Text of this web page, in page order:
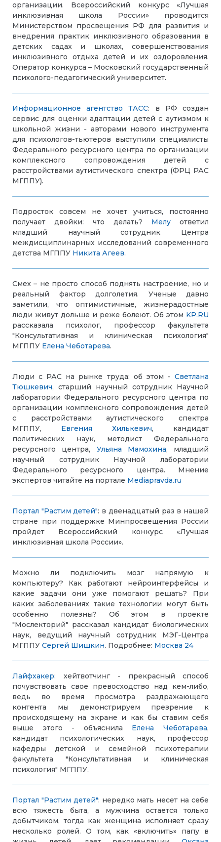
организации. Всероссийский конкурс «Лучшая
инклюзивная школа России» проводится
Министерством просвещения РФ для развития и
внедрения практик инклюзивного образования в
детских садах и школах, совершенствования
инклюзивного отдыха детей и их оздоровления.
Оператор конкурса – Московский государственный
психолого-педагогический университет.
Информационное агентство ТАСС: в РФ создан
сервис для оценки адаптации детей с аутизмом к
школьной жизни - авторами нового инструмента
для психологов-тьютеров выступили специалисты
Федерального ресурсного центра по организации
комплексного сопровождения детей с
расстройствами аутистического спектра (ФРЦ РАС
МГППУ).
Подросток совсем не хочет учиться, постоянно
получает двойки: что делать? Мелу ответил
младший научный сотрудник Центра
междисциплинарных исследований современного
детства МГППУ Никита Агеев.
Смех – не просто способ поднять настроение, но и
реальный фактор долголетия. Ученые давно
заметили, что оптимистичные, жизнерадостные
люди живут дольше и реже болеют. Об этом KP.RU
рассказала психолог, профессор факультета
"Консультативная и клиническая психология"
МГППУ Елена Чеботарева.
Люди с РАС на рынке труда: об этом - Светлана
Тюшкевич, старший научный сотрудник Научной
лаборатории Федерального ресурсного центра по
организации комплексного сопровождения детей
с расстройствами аутистического спектра
МГППУ, Евгения Хилькевич, кандидат
политических наук, методист Федерального
ресурсного центра, Ульяна Мамохина, младший
научный сотрудник Научной лаборатории
Федерального ресурсного центра. Мнение
экспертов читайте на портале Mediapravda.ru
Портал "Растим детей": в двенадцатый раз в нашей
стране при поддержке Минпросвещения России
пройдет Всероссийский конкурс «Лучшая
инклюзивная школа России».
Можно ли подключить мозг напрямую к
компьютеру? Как работают нейроинтерфейсы и
какие задачи они уже помогают решать? При
каких заболеваниях такие технологии могут быть
особенно полезны? Об этом в проекте
"Мослекторий" рассказал кандидат биологических
наук, ведущий научный сотрудник МЭГ-Центра
МГППУ Сергей Шишкин. Подробнее: Москва 24
Лайфхакер: хейтвотчинг - прекрасный способ
почувствовать свое превосходство над кем-либо,
ведь во время просмотра раздражающего
контента мы демонстрируем презрение к
происходящему на экране и как бы ставим себя
выше этого - объяснила Елена Чеботарева,
кандидат психологических наук, профессор
кафедры детской и семейной психотерапии
факультета "Консультативная и клиническая
психология" МГППУ.
Портал "Растим детей": нередко мать несет на себе
всю тяжесть быта, а мужчина остается только
добытчиком, тогда как женщина исполняет сразу
несколько ролей. О том, как «включить» папу в